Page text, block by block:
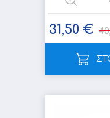
31,50 €